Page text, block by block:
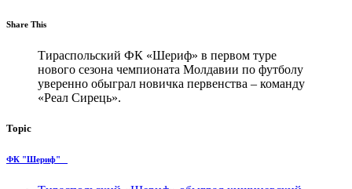
Share This
Тираспольский ФК «Шериф» в первом туре
нового сезона чемпионата Молдавии по футболу
уверенно обыграл новичка первенства – команду
«Реал Сирець».
Topic
ФК "Шериф"